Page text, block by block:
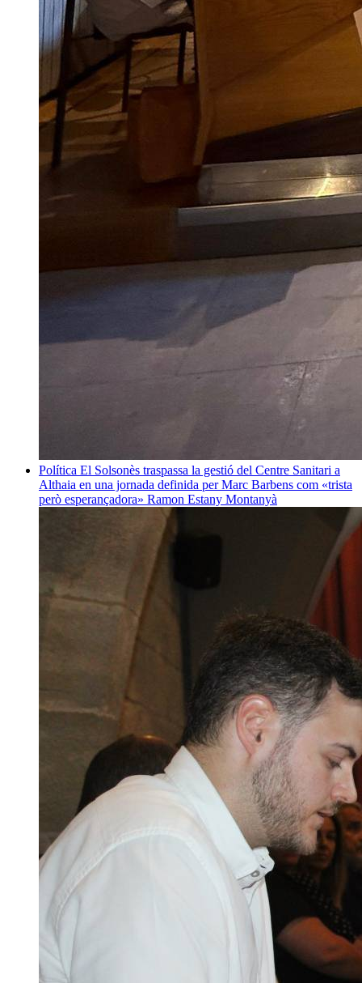
Política El Solsonès traspassa la gestió del Centre Sanitari a
Althaia en una jornada definida per Marc Barbens com «trista
però esperançadora» Ramon Estany Montanyà